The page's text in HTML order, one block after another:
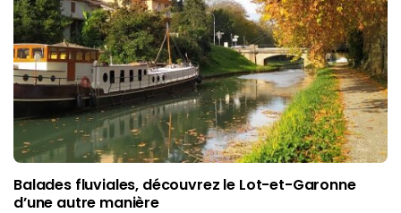
Balades fluviales, découvrez le Lot-et-Garonne
d’une autre manière